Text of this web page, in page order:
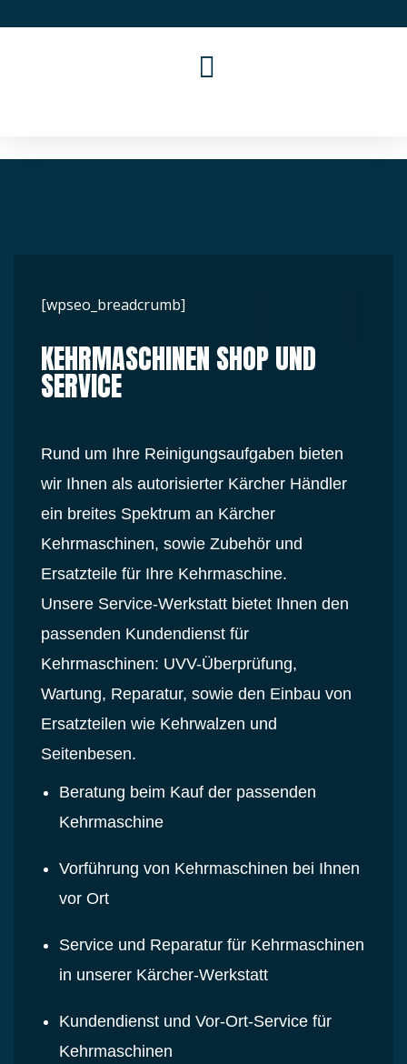
[wpseo_breadcrumb]
KEHRMASCHINEN SHOP UND
SERVICE
Rund um Ihre Reinigungsaufgaben bieten
wir Ihnen als autorisierter Kärcher Händler
ein breites Spektrum an Kärcher
Kehrmaschinen, sowie Zubehör und
Ersatzteile für Ihre Kehrmaschine.
Unsere Service-Werkstatt bietet Ihnen den
passenden Kundendienst für
Kehrmaschinen: UVV-Überprüfung,
Wartung, Reparatur, sowie den Einbau von
Ersatzteilen wie Kehrwalzen und
Seitenbesen.
Beratung beim Kauf der passenden
Kehrmaschine
Vorführung von Kehrmaschinen bei Ihnen
vor Ort
Service und Reparatur für Kehrmaschinen
in unserer Kärcher-Werkstatt
Kundendienst und Vor-Ort-Service für
Kehrmaschinen